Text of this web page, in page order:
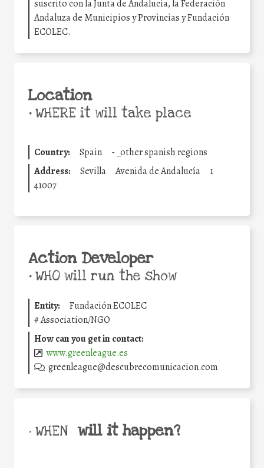
suscrito con la Junta de Andalucía, la Federación
Andaluza de Municipios y Provincias y Fundación
ECOLEC.
Location
•WHERE it will take place
Country: Spain - _other spanish regions
Address:
Sevilla Avenida de Andalucía
1
41007
Action Developer
•WHO will run the show
Entity:
Fundación ECOLEC
#Association/NGO
How can you get in contact:
www.greenleague.es
greenleague@descubrecomunicacion.com
• WHEN will it happen?